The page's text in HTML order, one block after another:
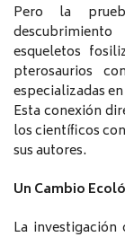
Pero la
esqueletos
pterosaurios
especializadas
Esta conexión
los científicos
sus autores.
Un Cambio
La